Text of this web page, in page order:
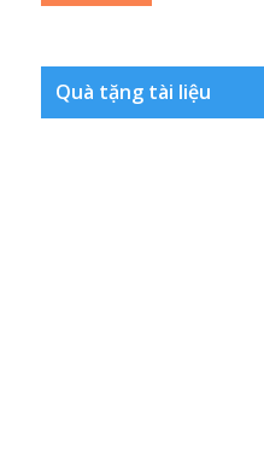
Quà tặng tài liệu